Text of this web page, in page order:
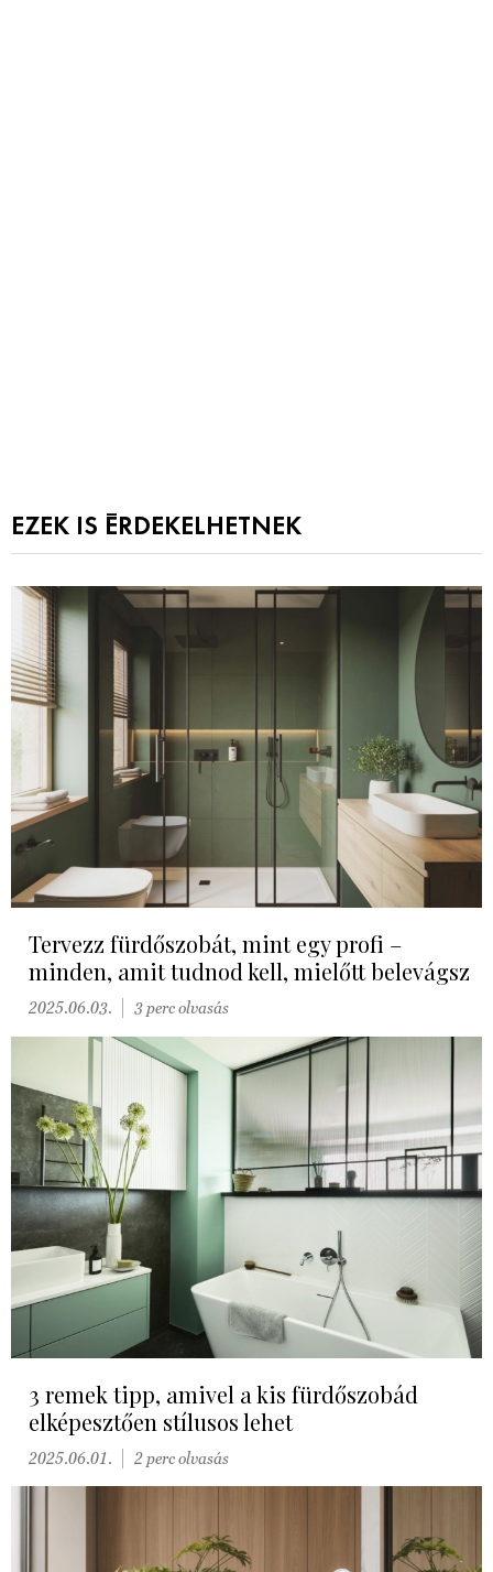
EZEK IS ÉRDEKELHETNEK
Tervezz fürdőszobát, mint egy profi –
minden, amit tudnod kell, mielőtt belevágsz
2025.06.03. 3 perc olvasás
3 remek tipp, amivel a kis fürdőszobád
elképesztően stílusos lehet
2025.06.01. 2 perc olvasás